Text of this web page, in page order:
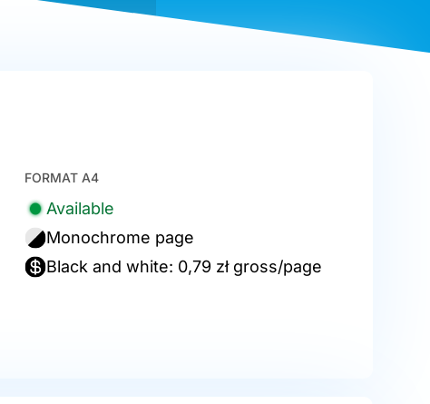
FORMAT A4
Available
Monochrome page
Black and white: 0,79 zł gross/page